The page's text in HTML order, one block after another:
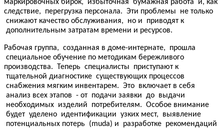
маркировочных бирок, избыточная бумажная работа и, как
следствие, перегрузка персонала. Эти проблемы не только
снижают качество обслуживания, но и приводят к
дополнительным затратам времени и ресурсов.
Рабочая группа, созданная в доме-интернате, прошла
специальное обучение по методикам бережливого
производства. Теперь специалисты приступают к
тщательной диагностике существующих процессов
снабжения мягким инвентарем. Это включает в себя
анализ всех этапов - от подачи заявки до выдачи
необходимых изделий потребителям. Особое внимание
будет уделено идентификации узких мест, выявление
потенциальных потерь (muda) и разработке рекомендаций